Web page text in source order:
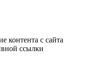
контента с сайта
ссылки